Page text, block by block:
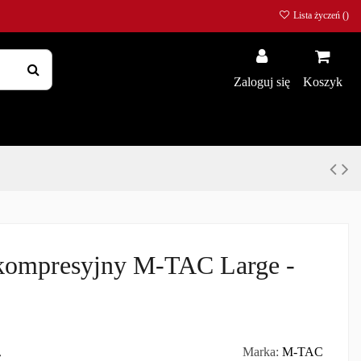
Lista życzeń ()
Zaloguj się Koszyk
M-TAC Large -
Marka: M-TAC